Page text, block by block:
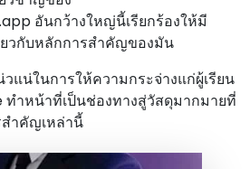
อันกว้างใหญ่นี้เรียกร้องให้มี
ยวกับหลักการสําคัญของมัน
แน่ในการให้ความกระจ่างแก่ผู้เรียน
าหน้าที่เป็นช่องทางสู่วัสดุมากมายที่
าคัญเหล่านี้